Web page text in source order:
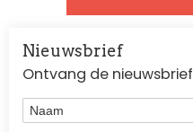
Nieuwsbrief
Ontvang de nieuwsbrief
Naam